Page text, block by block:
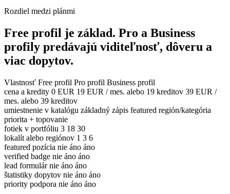
Rozdiel medzi plánmi
Free profil je základ. Pro a Business
profily predávajú viditeľnosť, dôveru a
viac dopytov.
Vlastnosť Free profil Pro profil Business profil
cena a kredity 0 EUR 19 EUR / mes. alebo 19 kreditov 39 EUR /
mes. alebo 39 kreditov
umiestnenie v katalógu základný zápis featured región/kategória
priorita + topovanie
fotiek v portfóliu 3 18 30
lokalít alebo regiónov 1 3 6
featured pozícia nie áno áno
verified badge nie áno áno
lead formulár nie áno áno
štatistiky dopytov nie áno áno
priority podpora nie áno áno